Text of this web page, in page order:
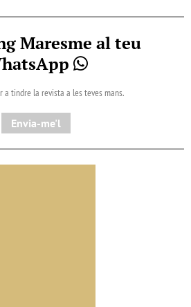
Maresme al teu
a tindre la revista a les teves mans.
Envia-me'l